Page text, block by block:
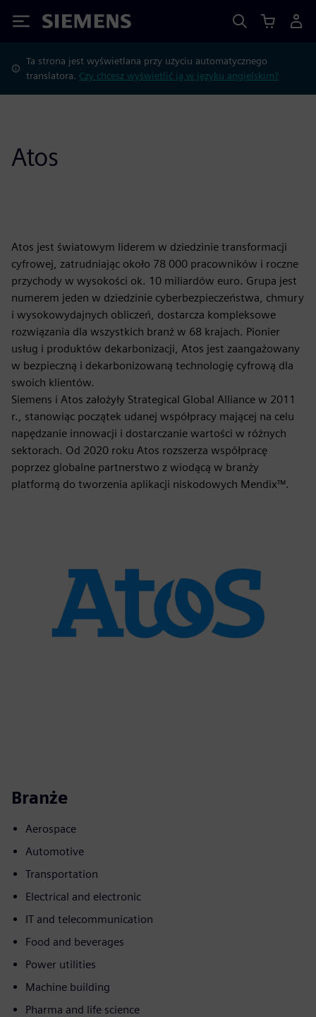
Siemens
Ta strona jest wyświetlana przy użyciu automatycznego
translatora. Czy chcesz wyświetlić ją w języku angielskim?
Atos
Atos jest światowym liderem w dziedzinie transformacji
cyfrowej, zatrudniając około 78 000 pracowników i roczne
przychody w wysokości ok. 10 miliardów euro. Grupa jest
numerem jeden w dziedzinie cyberbezpieczeństwa, chmury
i wysokowydajnych obliczeń, dostarcza kompleksowe
rozwiązania dla wszystkich branż w 68 krajach. Pionier
usług i produktów dekarbonizacji, Atos jest zaangażowany
w bezpieczną i dekarbonizowaną technologię cyfrową dla
swoich klientów.
Siemens i Atos założyły Strategical Global Alliance w 2011
r., stanowiąc początek udanej współpracy mającej na celu
napędzanie innowacji i dostarczanie wartości w różnych
sektorach. Od 2020 roku Atos rozszerza współpracę
poprzez globalne partnerstwo z wiodącą w branży
platformą do tworzenia aplikacji niskodowych Mendix™.
Branże
Aerospace
Automotive
Transportation
Electrical and electronic
IT and telecommunication
Food and beverages
Power utilities
Machine building
Pharma and life science